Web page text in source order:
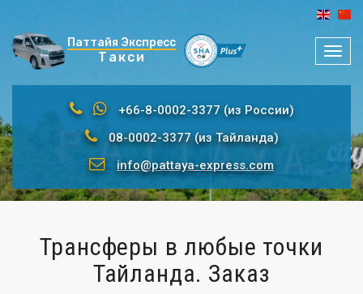
Паттайя Экспресс
Такси
+66-8-0002-3377 (из России)
08-0002-3377 (из Тайланда)
info@pattaya-express.com
Трансферы в любые точки
Тайланда. Заказ